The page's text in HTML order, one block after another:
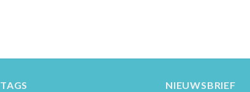
TAGS NIEUWSBRIEF